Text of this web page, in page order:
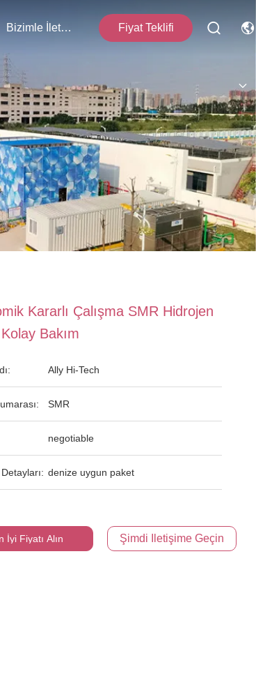
Bizimle İletişim Fiyat Teklifi
Kararlı Çalışma SMR Hidrojen
Bakım
Ally Hi-Tech
SMR
negotiable
denize uygun paket
İyi Fiyatı Alın Şimdi Iletişime Geçin